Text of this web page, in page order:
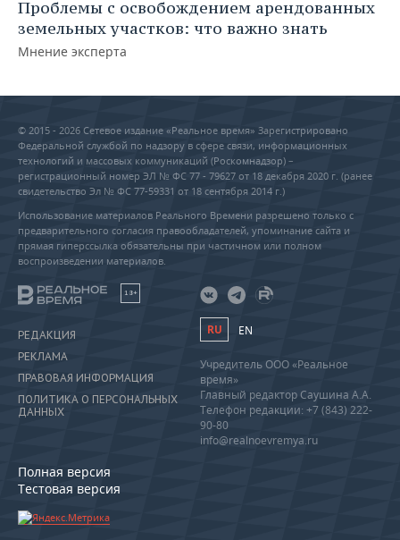
Проблемы с освобождением арендованных
земельных участков: что важно знать
Мнение эксперта
© 2015 - 2026 Сетевое издание «Реальное время» Зарегистрировано
Федеральной службой по надзору в сфере связи, информационных
технологий и массовых коммуникаций (Роскомнадзор) –
регистрационный номер ЭЛ № ФС 77 - 79627 от 18 декабря 2020 г. (ранее
свидетельство Эл № ФС 77-59331 от 18 сентября 2014 г.)
Использование материалов Реального Времени разрешено только с
предварительного согласия правообладателей, упоминание сайта и
прямая гиперссылка обязательны при частичном или полном
воспроизведении материалов.
18+
РЕДАКЦИЯ
РЕКЛАМА
ПРАВОВАЯ ИНФОРМАЦИЯ
ПОЛИТИКА О ПЕРСОНАЛЬНЫХ
ДАННЫХ
Полная версия
Тестовая версия
RU EN
Учредитель ООО «Реальное
время»
Главный редактор Саушина А.А.
Телефон редакции: +7 (843) 222-
90-80
info@realnoevremya.ru